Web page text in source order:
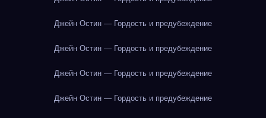
Джейн Остин — Гордость и предубеждение
Джейн Остин — Гордость и предубеждение
Джейн Остин — Гордость и предубеждение
Джейн Остин — Гордость и предубеждение